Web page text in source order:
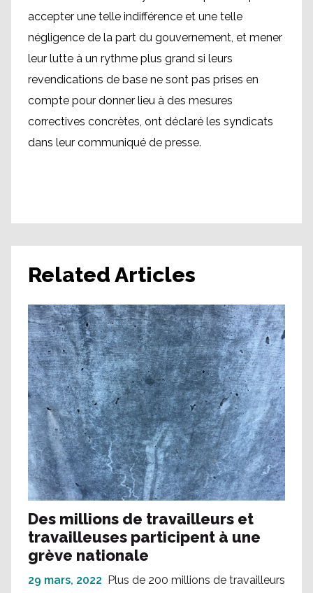
accepter une telle indifférence et une telle
négligence de la part du gouvernement, et mener
leur lutte à un rythme plus grand si leurs
revendications de base ne sont pas prises en
compte pour donner lieu à des mesures
correctives concrètes, ont déclaré les syndicats
dans leur communiqué de presse.
Related Articles
Des millions de travailleurs et
travailleuses participent à une
grève nationale
29 mars, 2022 Plus de 200 millions de travailleurs